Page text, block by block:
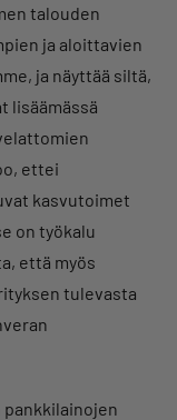
talouden
ja aloittavien
ja näyttää siltä,
lisäämässä
ettei
kasvutoimet
on työkalu
että myös
tulevasta
pankkilainojen